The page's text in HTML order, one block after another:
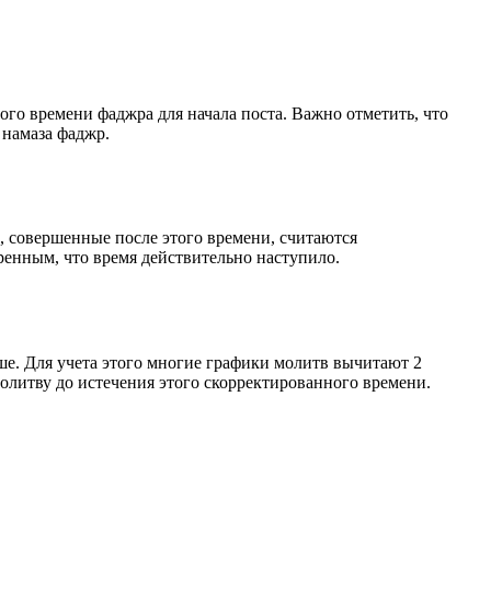
времени фаджра для начала поста. Важно отметить, что
фаджр.
после этого времени, считаются
что время действительно наступило.
Для учета этого многие графики молитв вычитают 2
до истечения этого скорректированного времени.